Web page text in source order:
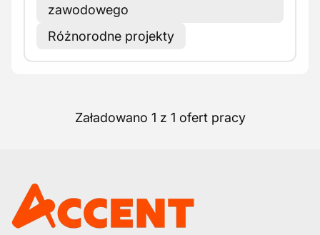
zawodowego
Różnorodne projekty
Załadowano 1 z 1 ofert pracy